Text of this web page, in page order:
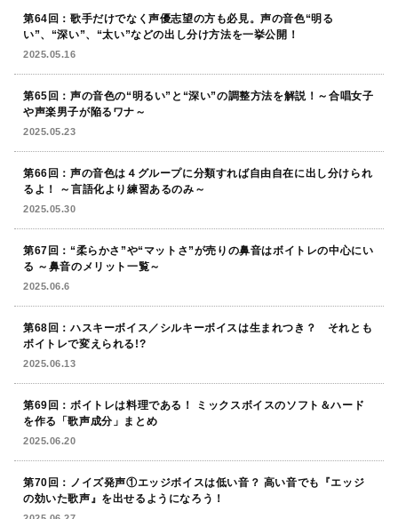
第64回：歌手だけでなく声優志望の方も必見。声の音色“明る
い”、“深い”、“太い”などの出し分け方法を一挙公開！
2025.05.16
第65回：声の音色の“明るい”と“深い”の調整方法を解説！～合唱女子
や声楽男子が陥るワナ～
2025.05.23
第66回：声の音色は４グループに分類すれば自由自在に出し分けられ
るよ！ ～言語化より練習あるのみ～
2025.05.30
第67回：“柔らかさ”や“マットさ”が売りの鼻音はボイトレの中心にい
る ～鼻音のメリット一覧～
2025.06.6
第68回：ハスキーボイス／シルキーボイスは生まれつき？ それとも
ボイトレで変えられる!?
2025.06.13
第69回：ボイトレは料理である！ ミックスボイスのソフト＆ハード
を作る「歌声成分」まとめ
2025.06.20
第70回：ノイズ発声①エッジボイスは低い音？ 高い音でも『エッジ
の効いた歌声』を出せるようになろう！